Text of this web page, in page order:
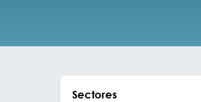
Sectores